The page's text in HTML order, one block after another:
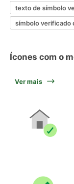
texto de símbolo
símbolo verificado
Ícones com o
Ver mais